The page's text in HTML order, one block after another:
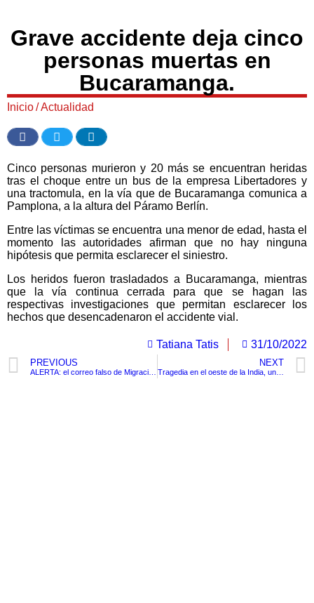
Grave accidente deja cinco
personas muertas en
Bucaramanga.
Inicio/Actualidad
Cinco personas murieron y 20 más se encuentran heridas
tras el choque entre un bus de la empresa Libertadores y
una tractomula, en la vía que de Bucaramanga comunica a
Pamplona, a la altura del Páramo Berlín.
Entre las víctimas se encuentra una menor de edad, hasta el
momento las autoridades afirman que no hay ninguna
hipótesis que permita esclarecer el siniestro.
Los heridos fueron trasladados a Bucaramanga, mientras
que la vía continua cerrada para que se hagan las
respectivas investigaciones que permitan esclarecer los
hechos que desencadenaron el accidente vial.
Tatiana Tatis 31/10/2022
PREVIOUS NEXT
Tragedia en el oeste de la India, un puente colgante colapso con ciento de personas abordó.